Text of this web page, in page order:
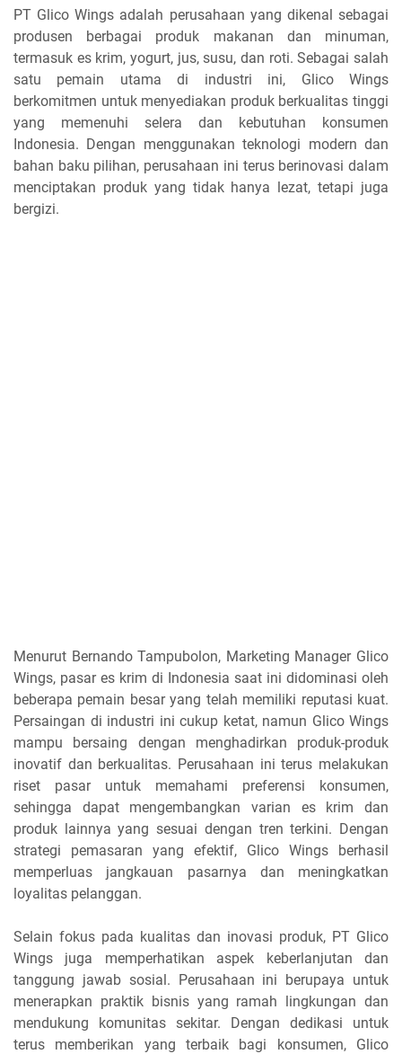
PT Glico Wings adalah perusahaan yang dikenal sebagai
produsen berbagai produk makanan dan minuman,
termasuk es krim, yogurt, jus, susu, dan roti. Sebagai salah
satu pemain utama di industri ini, Glico Wings
berkomitmen untuk menyediakan produk berkualitas tinggi
yang memenuhi selera dan kebutuhan konsumen
Indonesia. Dengan menggunakan teknologi modern dan
bahan baku pilihan, perusahaan ini terus berinovasi dalam
menciptakan produk yang tidak hanya lezat, tetapi juga
bergizi.
Menurut Bernando Tampubolon, Marketing Manager Glico
Wings, pasar es krim di Indonesia saat ini didominasi oleh
beberapa pemain besar yang telah memiliki reputasi kuat.
Persaingan di industri ini cukup ketat, namun Glico Wings
mampu bersaing dengan menghadirkan produk-produk
inovatif dan berkualitas. Perusahaan ini terus melakukan
riset pasar untuk memahami preferensi konsumen,
sehingga dapat mengembangkan varian es krim dan
produk lainnya yang sesuai dengan tren terkini. Dengan
strategi pemasaran yang efektif, Glico Wings berhasil
memperluas jangkauan pasarnya dan meningkatkan
loyalitas pelanggan.
Selain fokus pada kualitas dan inovasi produk, PT Glico
Wings juga memperhatikan aspek keberlanjutan dan
tanggung jawab sosial. Perusahaan ini berupaya untuk
menerapkan praktik bisnis yang ramah lingkungan dan
mendukung komunitas sekitar. Dengan dedikasi untuk
terus memberikan yang terbaik bagi konsumen, Glico